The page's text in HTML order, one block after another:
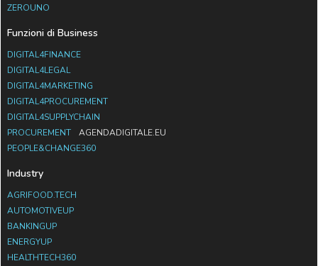
ZEROUNO
Funzioni di Business
DIGITAL4FINANCE
DIGITAL4LEGAL
DIGITAL4MARKETING
DIGITAL4PROCUREMENT
DIGITAL4SUPPLYCHAIN
PROCUREMENT
AGENDADIGITALE.EU
PEOPLE&CHANGE360
Industry
AGRIFOOD.TECH
AUTOMOTIVEUP
BANKINGUP
ENERGYUP
HEALTHTECH360